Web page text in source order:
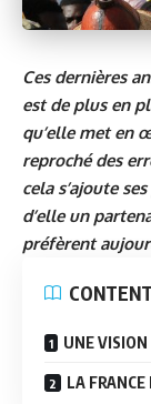
Ces dernières
est de plus en
qu’elle met en
reproché des
cela s’ajoute
d’elle un
préfèrent
UNE
LA